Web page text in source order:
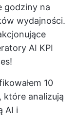
godziny na
wydajności.
AI KPI
10
które analizują
AI i